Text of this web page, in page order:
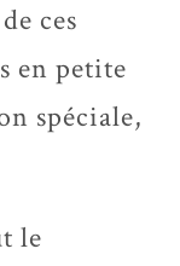
ces
en petite
spéciale,
le